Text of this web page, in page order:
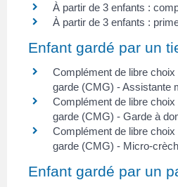
À partir de 3 enfants :
À partir de 3 enfants :
Enfant gardé par un
Complément de libre choix
garde (CMG) - Assistante
Complément de libre choix
garde (CMG) - Garde à
Complément de libre choix
garde (CMG) - Micro-
Enfant gardé par un